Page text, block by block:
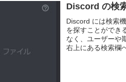
Discord の検
Discord には検索
を探すことができ
なく、ユーザーや
右上にある検索欄